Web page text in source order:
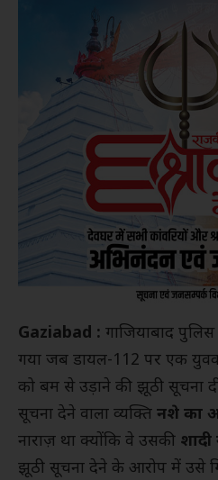
Gaziabad : गाजियाबाद
गया जब डायल-112 पर एक
को बम से उड़ाने की झूठी सूचना
सूचना देने वाला व्यक्ति नशे का
नाराज़ था क्योंकि वे उसकी
झूठी सूचना देने के आरोप में उसे